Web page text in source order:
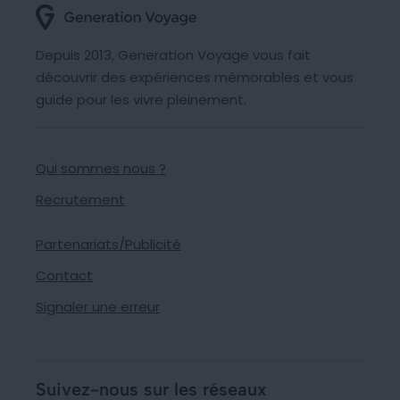
Depuis 2013, Generation Voyage vous fait
découvrir des expériences mémorables et vous
guide pour les vivre pleinement.
Qui sommes nous ?
Recrutement
Partenariats/Publicité
Contact
Signaler une erreur
Suivez-nous sur les réseaux